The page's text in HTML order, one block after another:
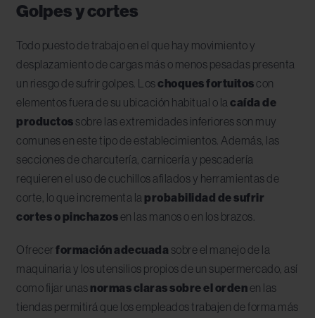
Golpes y cortes
Todo puesto de trabajo en el que hay movimiento y
desplazamiento de cargas más o menos pesadas presenta
un riesgo de sufrir golpes. Loschoques fortuitoscon
elementos fuera de su ubicación habitual o la caída de
productossobre las extremidades inferiores son muy
comunes en este tipo de establecimientos. Además, las
secciones de charcutería, carnicería y pescadería
requieren el uso de cuchillos afilados y herramientas de
corte, lo que incrementa la probabilidad de sufrir
cortes o pinchazosen las manos o en los brazos.
Ofrecerformación adecuada sobre el manejo de la
maquinaria y los utensilios propios de un supermercado, así
como fijar unas normas claras sobre el ordenen las
tiendas permitirá que los empleados trabajen de forma más